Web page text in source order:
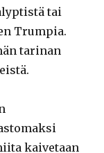
tai
Trumpia.
tarinan
kaivetaan